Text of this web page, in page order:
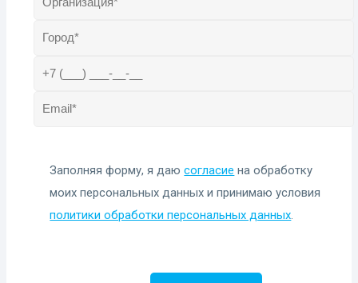
Заполняя форму, я даюсогласие на обработку
моих персональных данных и принимаю условия
политики обработки персональных данных.